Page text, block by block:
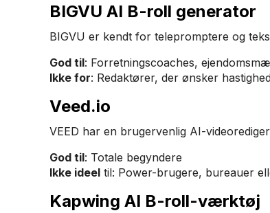
BIGVU AI B-roll generator
BIGVU er kendt for telepromptere og
God til: Forretningscoaches,
Ikke for: Redaktører, der ønsker
Veed.io
VEED har en brugervenlig AI-
God til: Totale begyndere
Ikke ideel til: Power-brugere, bureauer
Kapwing AI B-roll-værktøj